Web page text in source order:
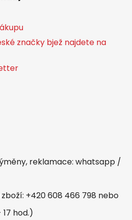
značky bjež najdete na
reklamace: whatsapp /
+420 608 466 798 nebo
17 hod.)